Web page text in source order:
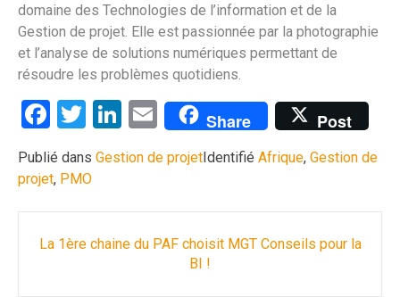
domaine des Technologies de l’information et de la
Gestion de projet. Elle est passionnée par la photographie
et l’analyse de solutions numériques permettant de
résoudre les problèmes quotidiens.
Facebook
TwitterLinkedIn
EmailShare Post
Publié dans Gestion de projetIdentifié Afrique, Gestion de
projet, PMO
Navigation
La 1ère chaine du PAF choisit MGT Conseils pour la
BI !